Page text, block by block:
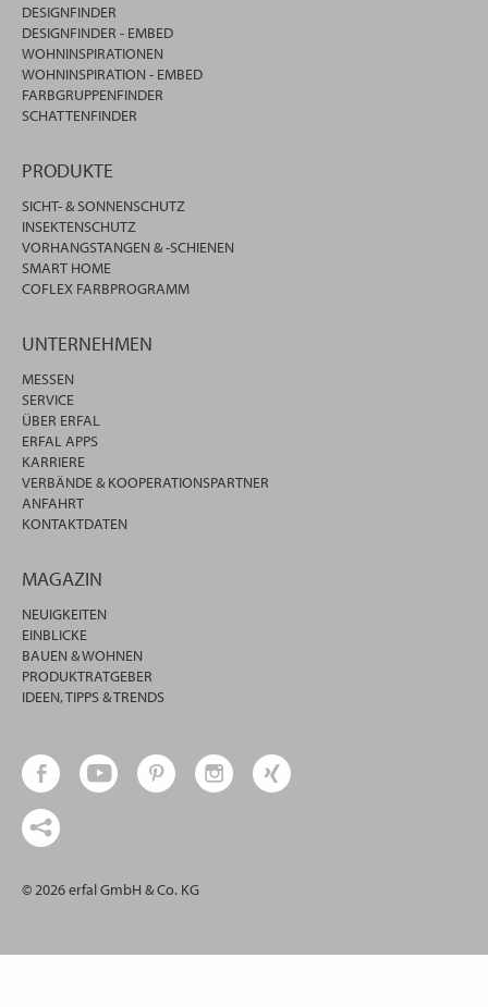
DESIGNFINDER
DESIGNFINDER - EMBED
WOHNINSPIRATIONEN
WOHNINSPIRATION - EMBED
FARBGRUPPENFINDER
SCHATTENFINDER
PRODUKTE
SICHT- & SONNENSCHUTZ
INSEKTENSCHUTZ
VORHANGSTANGEN & -SCHIENEN
SMART HOME
COFLEX FARBPROGRAMM
UNTERNEHMEN
MESSEN
SERVICE
ÜBER ERFAL
ERFAL APPS
KARRIERE
VERBÄNDE & KOOPERATIONSPARTNER
ANFAHRT
KONTAKTDATEN
MAGAZIN
NEUIGKEITEN
EINBLICKE
BAUEN & WOHNEN
PRODUKTRATGEBER
IDEEN, TIPPS & TRENDS
© 2026 erfal GmbH & Co. KG